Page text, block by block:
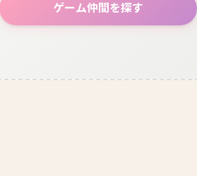
ゲーム仲間を探す